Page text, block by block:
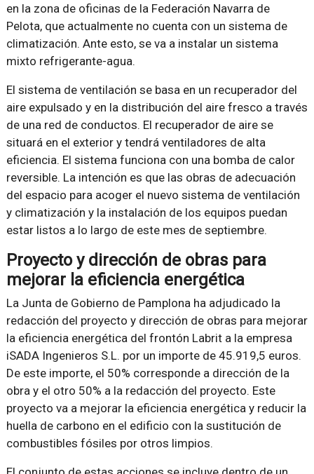
en la zona de oficinas de la Federación Navarra de
Pelota, que actualmente no cuenta con un sistema de
climatización. Ante esto, se va a instalar un sistema
mixto refrigerante-agua.
El sistema de ventilación se basa en un recuperador del
aire expulsado y en la distribución del aire fresco a través
de una red de conductos. El recuperador de aire se
situará en el exterior y tendrá ventiladores de alta
eficiencia. El sistema funciona con una bomba de calor
reversible. La intención es que las obras de adecuación
del espacio para acoger el nuevo sistema de ventilación
y climatización y la instalación de los equipos puedan
estar listos a lo largo de este mes de septiembre.
Proyecto y dirección de obras para
mejorar la eficiencia energética
La Junta de Gobierno de Pamplona ha adjudicado la
redacción del proyecto y dirección de obras para mejorar
la eficiencia energética del frontón Labrit a la empresa
iSADA Ingenieros S.L. por un importe de 45.919,5 euros.
De este importe, el 50% corresponde a dirección de la
obra y el otro 50% a la redacción del proyecto. Este
proyecto va a mejorar la eficiencia energética y reducir la
huella de carbono en el edificio con la sustitución de
combustibles fósiles por otros limpios.